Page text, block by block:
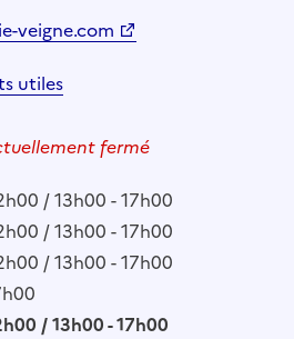
veigne.com
utiles
fermé
/ 13h00 - 17h00
/ 13h00 - 17h00
/ 13h00 - 17h00
/ 13h00 - 17h00